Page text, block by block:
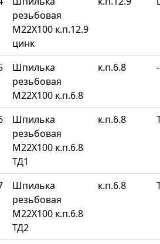
резьбовая
М22Х100 к.п.12.9
цинк
Шпилька
резьбовая
М22Х100 к.п.6.8
к.п.6.8 -
Шпилька
резьбовая
М22Х100 к.п.6.8
ТД1
к.п.6.8
Шпилька
резьбовая
М22Х100 к.п.6.8
ТД2
к.п.6.8